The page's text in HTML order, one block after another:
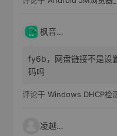
枫音应用
fy6b，网盘链接不是设
码吗
评论于 Windows DHCP检
凌越电子